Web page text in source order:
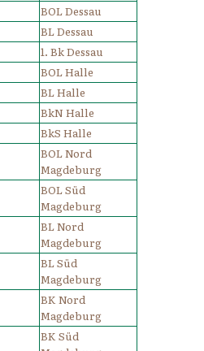
BOL Dessau
BL Dessau
1. Bk Dessau
BOL Halle
BL Halle
BkN Halle
BkS Halle
BOL Nord
Magdeburg
BOL Süd
Magdeburg
BL Nord
Magdeburg
BL Süd
Magdeburg
BK Nord
Magdeburg
BK Süd